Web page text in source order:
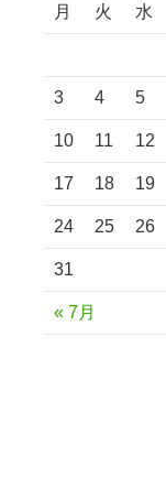
月 火 水
« 7月
3 4 5
10 11 12
17 18 19
24 25 26
31